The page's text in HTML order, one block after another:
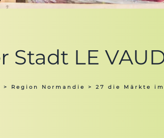
LE
> Region Normandie > 27 die Märkte